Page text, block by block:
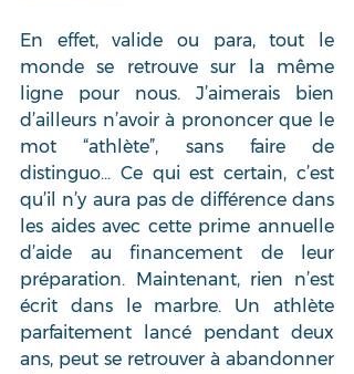
En effet, valide ou para, tout le
monde se retrouve sur la même
ligne pour nous. J’aimerais bien
d’ailleurs n’avoir à prononcer que le
mot “athlète”, sans faire de
distinguo… Ce qui est certain, c’est
qu’il n’y aura pas de différence dans
les aides avec cette prime annuelle
d’aide au financement de leur
préparation. Maintenant, rien n’est
écrit dans le marbre. Un athlète
parfaitement lancé pendant deux
ans, peut se retrouver à abandonner